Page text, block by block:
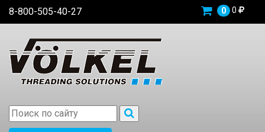
8-800-505-40-27 0 0